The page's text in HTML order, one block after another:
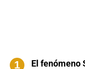
El fenómeno